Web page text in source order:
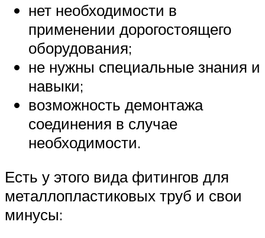
нет необходимости в
применении дорогостоящего
оборудования;
не нужны специальные знания и
навыки;
возможность демонтажа
соединения в случае
необходимости.
Есть у этого вида фитингов для
металлопластиковых труб и свои
минусы: